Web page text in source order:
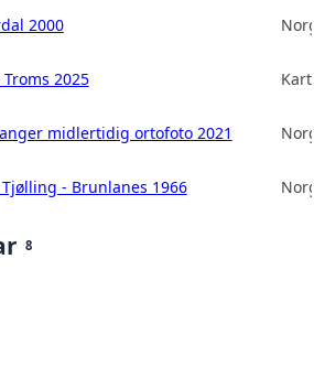
2000
2025
midlertidig ortofoto 2021
- Brunlanes 1966
8